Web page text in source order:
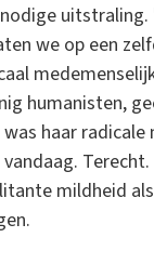
we op een
humanisten,
haar
mildheid